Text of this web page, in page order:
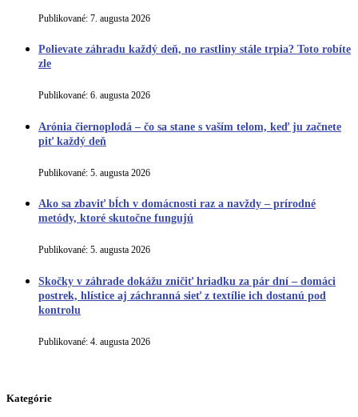
Publikované: 7. augusta 2026
Polievate záhradu každý deň, no rastliny stále trpia? Toto robíte
zle
Publikované: 6. augusta 2026
Arónia čiernoplodá – čo sa stane s vaším telom, keď ju začnete
piť každý deň
Publikované: 5. augusta 2026
Ako sa zbaviť bĺch v domácnosti raz a navždy – prírodné
metódy, ktoré skutočne fungujú
Publikované: 5. augusta 2026
Skočky v záhrade dokážu zničiť hriadku za pár dní – domáci
postrek, hlístice aj záchranná sieť z textílie ich dostanú pod
kontrolu
Publikované: 4. augusta 2026
Kategórie